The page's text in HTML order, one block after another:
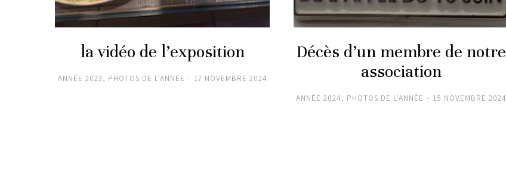
la vidéo de l’exposition
ANNÉE 2023, PHOTOS DE L'ANNÉE 17 NOVEMBRE 2024
Décès d’un membre de notre
association
ANNÉE 2024, PHOTOS DE L'ANNÉE 15 NOVEMBRE 2024